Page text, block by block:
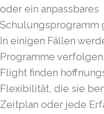
oder ein anpassbares
Schulungsprogramm
In einigen Fällen
Programme
Flight finden
Flexibilität, die sie
Zeitplan oder jede